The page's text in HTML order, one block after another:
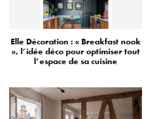
Elle Décoration : « Breakfast nook
», l’idée déco pour optimiser tout
l’espace de sa cuisine